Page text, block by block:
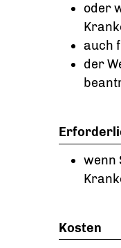
oder
auch
der
wenn
Kosten